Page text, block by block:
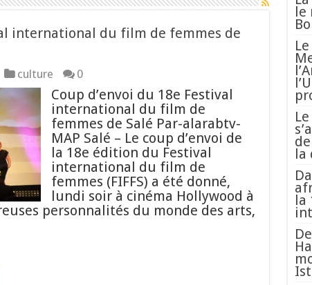
international du film de femmes de
culture 0
Coup d’envoi du 18e Festival
international du film de
femmes de Salé Par-alarabtv-
MAP Salé – Le coup d’envoi de
la 18e édition du Festival
international du film de
femmes (FIFFS) a été donné,
lundi soir à cinéma Hollywood à
personnalités du monde des arts,
le
la
la